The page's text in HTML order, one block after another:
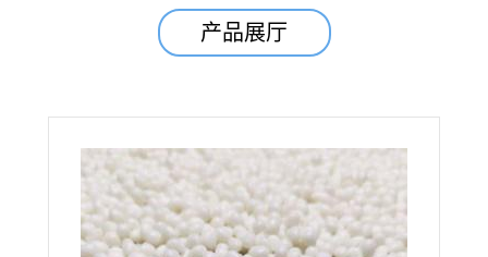
产品展厅